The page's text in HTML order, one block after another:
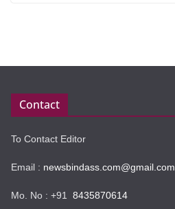
Contact
To Contact Editor
Email : newsbindass.com@gmail.com
Mo. No : +91 8435870614